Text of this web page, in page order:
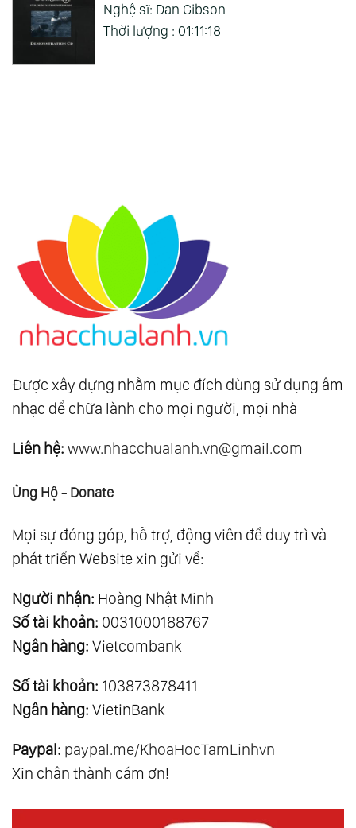
Nghệ sĩ: Dan Gibson
Thời lượng : 01:11:18
Được xây dựng nhằm mục đích dùng sử dụng âm
nhạc để chữa lành cho mọi người, mọi nhà
Liên hệ: www.nhacchualanh.vn@gmail.com
Ủng Hộ - Donate
Mọi sự đóng góp, hỗ trợ, động viên để duy trì và
phát triển Website xin gửi về:
Người nhận: Hoàng Nhật Minh
Số tài khoản: 0031000188767
Ngân hàng: Vietcombank
Số tài khoản: 103873878411
Ngân hàng: VietinBank
Paypal: paypal.me/KhoaHocTamLinhvn
Xin chân thành cám ơn!